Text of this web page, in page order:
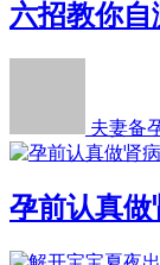
六招教你自
夫妻备
孕前认真做